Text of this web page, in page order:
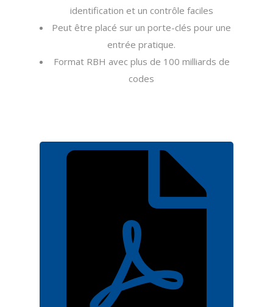
identification et un contrôle faciles
Peut être placé sur un porte-clés pour une
entrée pratique.
Format RBH avec plus de 100 milliards de
codes